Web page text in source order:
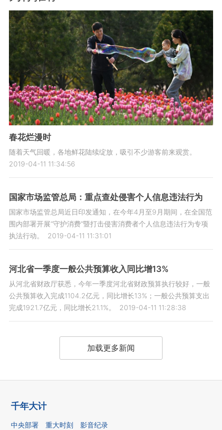
春花烂漫时
随着天气回暖，各地鲜花陆续绽放，吸引不少游客前来观赏。
2019-04-11 11:34:56
国家市场监管总局：重点查处侵害个人信息违法行为
国家市场监管总局近日印发通知，在今年4月至9月期间，在全国范
围内部署开展“守护消费”暨打击侵害消费者个人信息违法行为专项
执法行动。
2019-04-11 11:31:01
河北省一季度一般公共预算收入同比增13%
从河北省财政厅获悉，今年一季度河北省财政预算执行较好，一般
公共预算收入完成1104.2亿元，同比增长13%；一般公共预算支出
完成1921.7亿元，同比增长21.1%。
2019-04-11 11:28:38
加载更多新闻
千年大计
中央部署 重大时刻 影音纪录